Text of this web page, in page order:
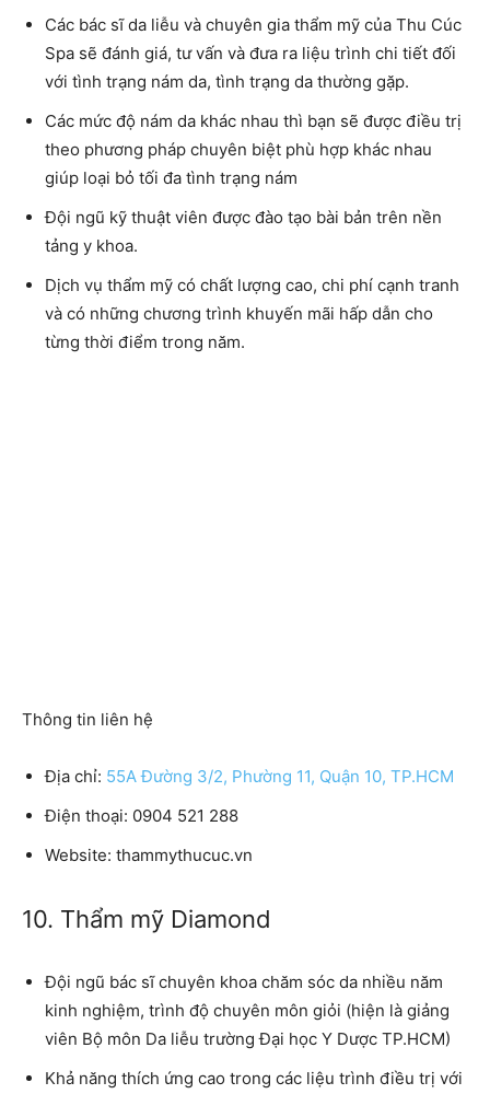
Các bác sĩ da liễu và chuyên gia thẩm mỹ của Thu Cúc
Spa sẽ đánh giá, tư vấn và đưa ra liệu trình chi tiết đối
với tình trạng nám da, tình trạng da thường gặp.
Các mức độ nám da khác nhau thì bạn sẽ được điều trị
theo phương pháp chuyên biệt phù hợp khác nhau
giúp loại bỏ tối đa tình trạng nám
Đội ngũ kỹ thuật viên được đào tạo bài bản trên nền
tảng y khoa.
Dịch vụ thẩm mỹ có chất lượng cao, chi phí cạnh tranh
và có những chương trình khuyến mãi hấp dẫn cho
từng thời điểm trong năm.
Thông tin liên hệ
Địa chỉ: 55A Đường 3/2, Phường 11, Quận 10, TP.HCM
Điện thoại: 0904 521 288
Website: thammythucuc.vn
10. Thẩm mỹ Diamond
Đội ngũ bác sĩ chuyên khoa chăm sóc da nhiều năm
kinh nghiệm, trình độ chuyên môn giỏi (hiện là giảng
viên Bộ môn Da liễu trường Đại học Y Dược TP.HCM)
Khả năng thích ứng cao trong các liệu trình điều trị với